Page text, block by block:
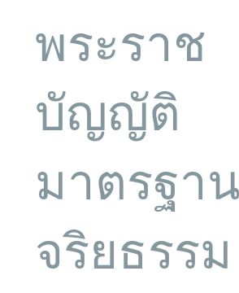
พระราช
บัญญัติ
มาตรฐา
จริยธรร